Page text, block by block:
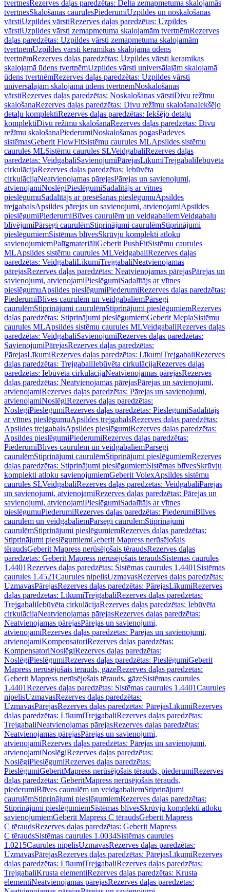
tvertnesRezerves daļas paredzētas: Delta zemapmetuma skalojamās
tvertnesSkalošanas caurulesPiederumiUzpildes un noskalošanas
vārstiUzpildes vārstiRezerves daļas paredzētas: Uzpildes
vārstiUzpildes vārsti zemapmetuma skalojamām tvertnēmRezerves
daļas paredzētas: Uzpildes vārsti zemapmetuma skalojamām
tvertnēmUzpildes vārsti keramikas skalojamā ūdens
tvertnēmRezerves daļas paredzētas: Uzpildes vārsti keramikas
skalojamā ūdens tvertnēmUzpildes vārsti universālajām skalojamā
ūdens tvertnēmRezerves daļas paredzētas: Uzpildes vārsti
universālajām skalojamā ūdens tvertnēmNoskalošanas
vārstiRezerves daļas paredzētas: Noskalošanas vārstiDivu režīmu
skalošanaRezerves daļas paredzētas: Divu režīmu skalošanaIekšējo
detaļu komplektiRezerves daļas paredzētas: Iekšējo detaļu
komplektiDivu režīmu skalošanaRezerves daļas paredzētas: Divu
režīmu skalošanaPiederumiNoskalošanas pogasPadeves
sistēmasGeberit FlowFitSistēmu caurules MLApsildes sistēmu
caurules MLSistēmu caurules SLVeidgabaliRezerves daļas
paredzētas: VeidgabaliSavienojumiPārejasLīkumiTrejgabaliIebūvēta
cirkulācijaRezerves daļas paredzētas: Iebūvēta
cirkulācijaNeatvienojamas pārejasPārejas un savienojumi,
atvienojamiNoslēgiPieslēgumiSadalītājs ar vītnes
pieslēgumuSadalītājs ar presēšanas pieslēgumuApsildes
trejgabalsApsildes pārejas un savienojumi, atvienojamiApsildes
pieslēgumiPiederumiBlīves caurulēm un veidgabaliemVeidgabalu
blīvējumiPārsegi caurulēmStiprinājumi caurulēmStiprinājumi
pieslēgumiemSistēmas blīvesSkrūvju komplekti atloku
savienojumiemPalīgmateriāliGeberit PushFitSistēmu caurules
MLApsildes sistēmu caurules MLVeidgabaliRezerves daļas
paredzētas: VeidgabaliLīkumiTrejgabaliNeatvienojamas
pārejasRezerves daļas paredzētas: Neatvienojamas pārejasPārejas un
savienojumi, atvienojamiPieslēgumiSadalītājs ar vītnes
pieslēgumuApsildes pieslēgumiPiederumiRezerves daļas paredzētas:
PiederumiBlīves caurulēm un veidgabaliemPārsegi
caurulēmStiprinājumi caurulēmStiprinājumi pieslēgumiemRezerves
daļas paredzētas: Stiprinājumi pieslēgumiemGeberit MeplaSistēmu
caurules MLApsildes sistēmu caurules MLVeidgabaliRezerves daļas
paredzētas: VeidgabaliSavienojumiRezerves daļas paredzētas:
SavienojumiPārejasRezerves daļas paredzētas:
PārejasLīkumiRezerves daļas paredzētas: LīkumiTrejgabaliRezerves
daļas paredzētas: TrejgabaliIebūvēta cirkulācijaRezerves daļas
paredzētas: Iebūvēta cirkulācijaNeatvienojamas pārejasRezerves
daļas paredzētas: Neatvienojamas pārejasPārejas un savienojumi,
atvienojamiRezerves daļas paredzētas: Pārejas un savienojumi,
atvienojamiNoslēgiRezerves daļas paredzētas:
NoslēgiPieslēgumiRezerves daļas paredzētas: PieslēgumiSadalītājs
ar vītnes pieslēgumuApsildes trejgabalsRezerves daļas paredzētas:
Apsildes trejgabalsApsildes pieslēgumiRezerves daļas paredzētas:
Apsildes pieslēgumiPiederumiRezerves daļas paredzētas:
PiederumiBlīves caurulēm un veidgabaliemPārsegi
caurulēmStiprinājumi caurulēmStiprinājumi pieslēgumiemRezerves
daļas paredzētas: Stiprinājumi pieslēgumiemSistēmas blīvesSkrūvju
komplekti atloku savienojumiemGeberit VolexApsildes sistēmu
caurules SLVeidgabaliRezerves daļas paredzētas: VeidgabaliPārejas
un savienojumi, atvienojamiRezerves daļas paredzētas: Pārejas un
savienojumi, atvienojamiPieslēgumiSadalītājs ar vītnes
pieslēgumuPiederumiRezerves daļas paredzētas: PiederumiBlīves
caurulēm un veidgabaliemPārsegi caurulēmStiprinājumi
caurulēmStiprinājumi pieslēgumiemRezerves daļas paredzētas:
Stiprinājumi pieslēgumiemGeberit Mapress nerūsējošais
tēraudsGeberit Mapress nerūsējošais tēraudsRezerves daļas
paredzētas: Geberit Mapress nerūsējošais tēraudsSistēmas caurules
1.4401Rezerves daļas paredzētas: Sistēmas caurules 1.4401 Sistēmas
caurules 1.4521Caurules nipelisUzmavasRezerves daļas paredzētas:
UzmavasPārejasRezerves daļas paredzētas: PārejasLīkumiRezerves
daļas paredzētas: LīkumiTrejgabaliRezerves daļas paredzētas:
TrejgabaliIebūvēta cirkulācijaRezerves daļas paredzētas: Iebūvēta
cirkulācijaNeatvienojamas pārejasRezerves daļas paredzētas:
Neatvienojamas pārejasPārejas un savienojumi,
atvienojamiRezerves daļas paredzētas: Pārejas un savienojumi,
atvienojamiKompensatoriRezerves daļas paredzētas:
KompensatoriNoslēgiRezerves daļas paredzētas:
NoslēgiPieslēgumiRezerves daļas paredzētas: PieslēgumiGeberit
Mapress nerūsējošais tērauds, gāzeRezerves daļas paredzētas:
Geberit Mapress nerūsējošais tērauds, gāzeSistēmas caurules
1.4401Rezerves daļas paredzētas: Sistēmas caurules 1.4401Caurules
nipelisUzmavasRezerves daļas paredzētas:
UzmavasPārejasRezerves daļas paredzētas: PārejasLīkumiRezerves
daļas paredzētas: LīkumiTrejgabaliRezerves daļas paredzētas:
TrejgabaliNeatvienojamas pārejasRezerves daļas paredzētas:
Neatvienojamas pārejasPārejas un savienojumi,
atvienojamiRezerves daļas paredzētas: Pārejas un savienojumi,
atvienojamiNoslēgiRezerves daļas paredzētas:
NoslēgiPieslēgumiRezerves daļas paredzētas:
PieslēgumiGeberitMapress nerūsējošais tērauds, piederumiRezerves
daļas paredzētas: GeberitMapress nerūsējošais tērauds,
piederumiBlīves caurulēm un veidgabaliemStiprinājumi
caurulēmStiprinājumi pieslēgumiemRezerves daļas paredzētas:
Stiprinājumi pieslēgumiemSistēmas blīvesSkrūvju komplekti atloku
savienojumiemGeberit Mapress C tēraudsGeberit Mapress
C tēraudsRezerves daļas paredzētas: Geberit Mapress
C tēraudsSistēmas caurules 1.0034Sistēmas caurules
1.0215Caurules nipelisUzmavasRezerves daļas paredzētas:
UzmavasPārejasRezerves daļas paredzētas: PārejasLīkumiRezerves
daļas paredzētas: LīkumiTrejgabaliRezerves daļas paredzētas:
TrejgabaliKrusta elementiRezerves daļas paredzētas: Krusta
elementiNeatvienojamas pārejasRezerves daļas paredzētas: